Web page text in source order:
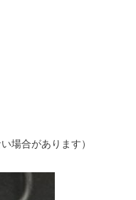
場合があります）